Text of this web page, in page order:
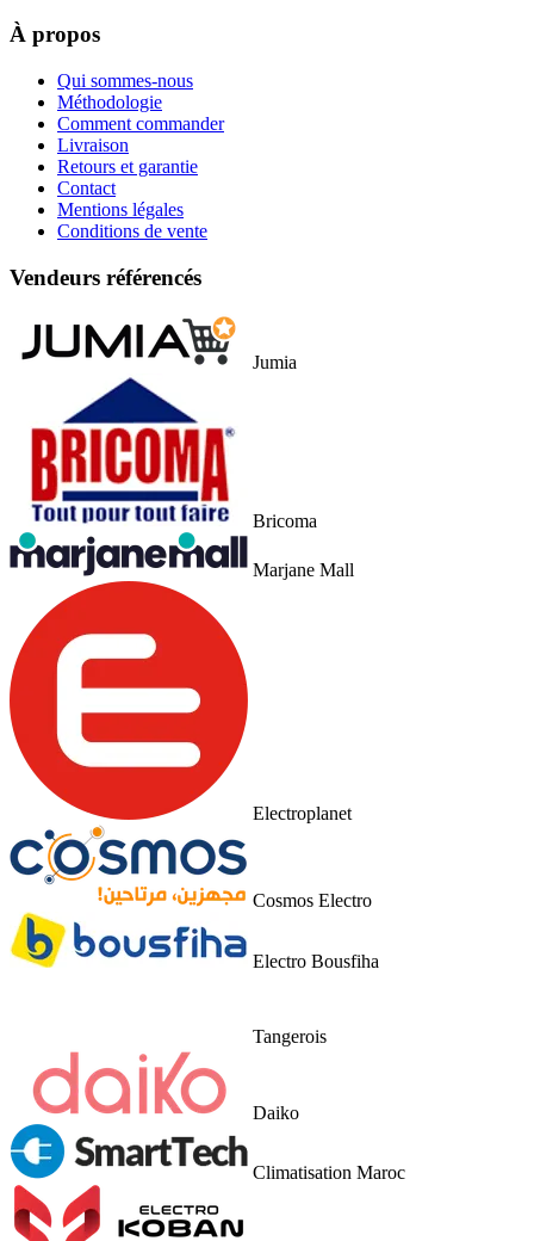
À propos
Qui sommes-nous
Méthodologie
Comment commander
Livraison
Retours et garantie
Contact
Mentions légales
Conditions de vente
Vendeurs référencés
Jumia
Bricoma
Marjane Mall
Electroplanet
Cosmos Electro
Electro Bousfiha
Tangerois
Daiko
Climatisation Maroc